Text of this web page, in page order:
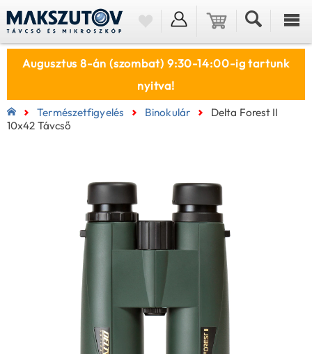
Augusztus 8-án (szombat) 9:30-14:00-ig tartunk
nyitva!
Természetfigyelés Binokulár
Delta Forest II
10x42 Távcső